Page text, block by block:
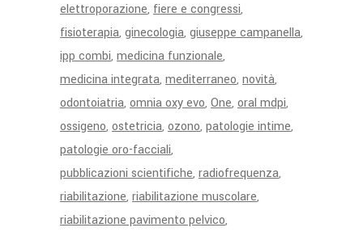
elettroporazione fiere e congressi
fisioterapia ginecologia giuseppe campanella
ipp combi medicina funzionale
medicina integrata mediterraneo novità
odontoiatria omnia oxy evo One oral mdpi
ossigeno ostetricia ozono patologie intime
patologie oro-facciali
pubblicazioni scientifiche radiofrequenza
riabilitazione riabilitazione muscolare
riabilitazione pavimento pelvico